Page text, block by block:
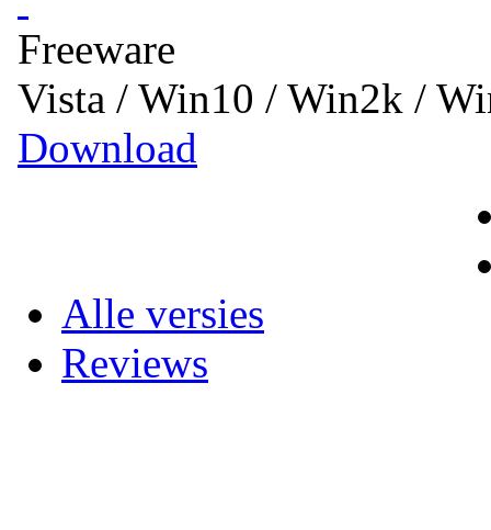
Freeware
Vista / Win10 / Win2k /
Download
Alle versies
Reviews